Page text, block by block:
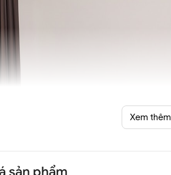
Xem thêm
sản phẩm